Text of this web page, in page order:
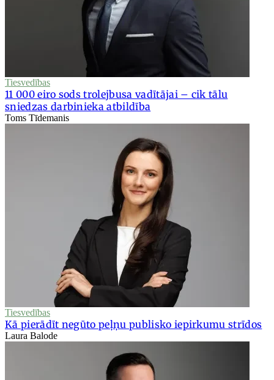
Tiesvedības
11 000 eiro sods trolejbusa vadītājai – cik tālu
sniedzas darbinieka atbildība
Toms Tīdemanis
Tiesvedības
Kā pierādīt negūto peļņu publisko iepirkumu strīdos
Laura Balode